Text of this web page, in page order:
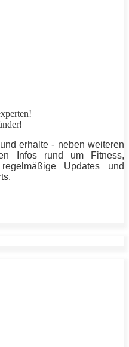
erhalte - neben weiteren
Infos rund um Fitness,
Updates und
.